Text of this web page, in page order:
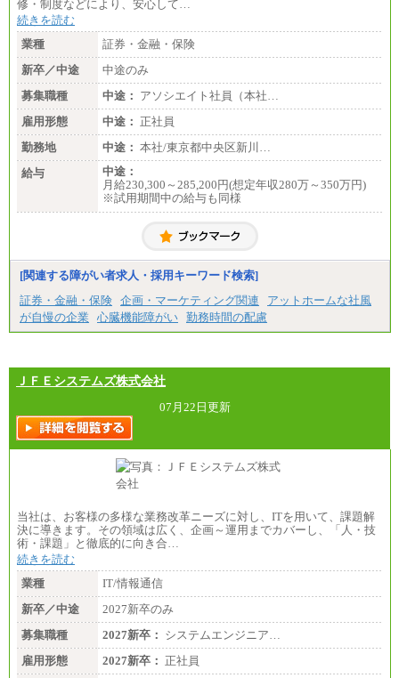
修・制度などにより、安心して…
続きを読む
業種
証券・金融・保険
新卒／中途
中途のみ
募集職種
中途： アソシエイト社員（本社…
雇用形態
中途： 正社員
勤務地
中途： 本社/東京都中央区新川…
給与
中途：
月給230,300～285,200円(想定年収280万～350万円)
※試用期間中の給与も同様
[関連する障がい者求人・採用キーワード検索]
証券・金融・保険 企画・マーケティング関連
アットホームな社風
が自慢の企業
心臓機能障がい 勤務時間の配慮
ＪＦＥシステムズ株式会社
07月22日更新
当社は、お客様の多様な業務改革ニーズに対し、ITを用いて、課題解
決に導きます。その領域は広く、企画～運用までカバーし、「人・技
術・課題」と徹底的に向き合…
続きを読む
業種
IT/情報通信
新卒／中途
2027新卒のみ
募集職種
2027新卒： システムエンジニア…
雇用形態
2027新卒： 正社員